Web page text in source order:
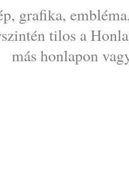
grafika,
tilos a
más honlapon